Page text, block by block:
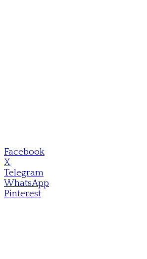
Facebook
X
Telegram
WhatsApp
Pinterest